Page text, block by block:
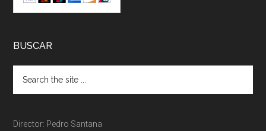
BUSCAR
Director: Pedro Santana